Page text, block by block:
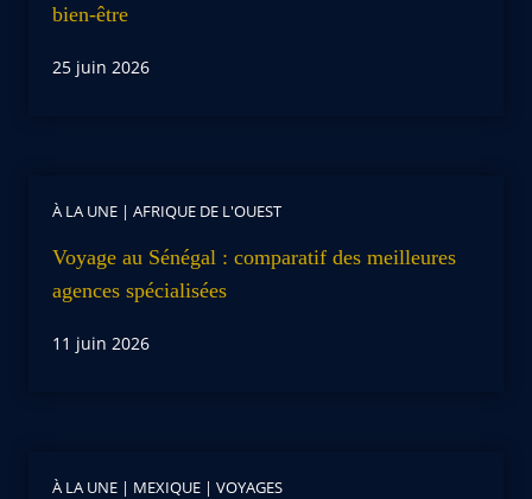
bien-être
25 juin 2026
À LA UNE | AFRIQUE DE L'OUEST
Voyage au Sénégal : comparatif des meilleures
agences spécialisées
11 juin 2026
À LA UNE | MEXIQUE | VOYAGES